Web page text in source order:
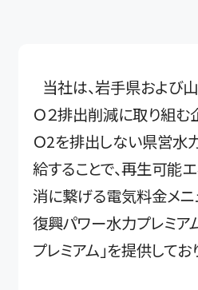
当社は、岩手県および
Ｏ２排出削減に取り組む
Ｏ2を排出しない県営水
給することで、再生可能
消に繋げる電気料金メニ
復興パワー水力プレミア
プレミアム」を提供してお